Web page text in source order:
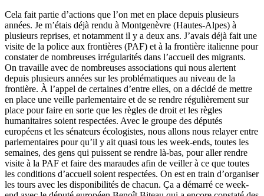
Cela fait partie d’actions que l’on met en place depuis plusieurs
années. Je m’étais déjà rendu à Montgenèvre (Hautes-Alpes) à
plusieurs reprises, et notamment il y a deux ans. J’avais déjà fait une
visite de la police aux frontières (PAF) et à la frontière italienne pour
constater de nombreuses irrégularités dans l’accueil des migrants.
On travaille avec de nombreuses associations qui nous alertent
depuis plusieurs années sur les problématiques au niveau de la
frontière. À l’appel de certaines d’entre elles, on a décidé de mettre
en place une veille parlementaire et de se rendre régulièrement sur
place pour faire en sorte que les règles de droit et les règles
humanitaires soient respectées. Avec le groupe des députés
européens et les sénateurs écologistes, nous allons nous relayer entre
parlementaires pour qu’il y ait quasi tous les week-ends, toutes les
semaines, des gens qui puissent se rendre là-bas, pour aller rendre
visite à la PAF et faire des maraudes afin de veiller à ce que toutes
les conditions d’accueil soient respectées. On est en train d’organiser
les tours avec les disponibilités de chacun. Ça a démarré ce week-